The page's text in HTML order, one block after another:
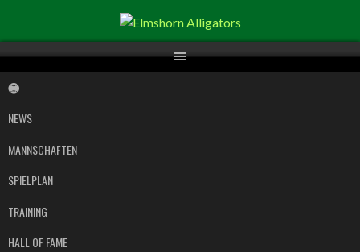
Inhalt
NEWS
MANNSCHAFTEN
SPIELPLAN
TRAINING
HALL OF FAME